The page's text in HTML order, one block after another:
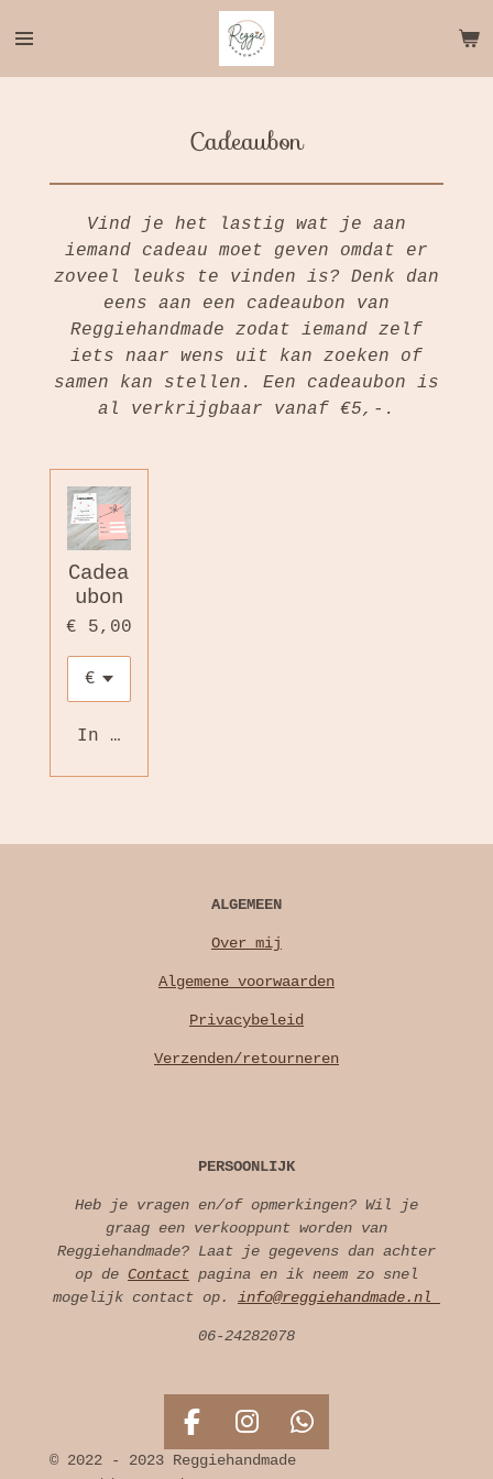
direct
naar
Cadeaubon
Vind je het lastig wat je aan
iemand cadeau moet geven omdat er
zoveel leuks te vinden is? Denk dan
eens aan een cadeaubon van
Reggiehandmade zodat iemand zelf
iets naar wens uit kan zoeken of
samen kan stellen. Een cadeaubon is
al verkrijgbaar vanaf €5,-.
Cadea
ubon
€ 5,00
In winkelwagen
ALGEMEEN
Over mij
Algemene voorwaarden
Privacybeleid
Verzenden/retourneren
PERSOONLIJK
Heb je vragen en/of opmerkingen? Wil je
graag een verkooppunt worden van
Reggiehandmade? Laat je gegevens dan achter
op de Contact pagina en ik neem zo snel
mogelijk contact op. info@reggiehandmade.nl
06-24282078
F
a
I
n
W
© 2022 - 2023 Reggiehandmade